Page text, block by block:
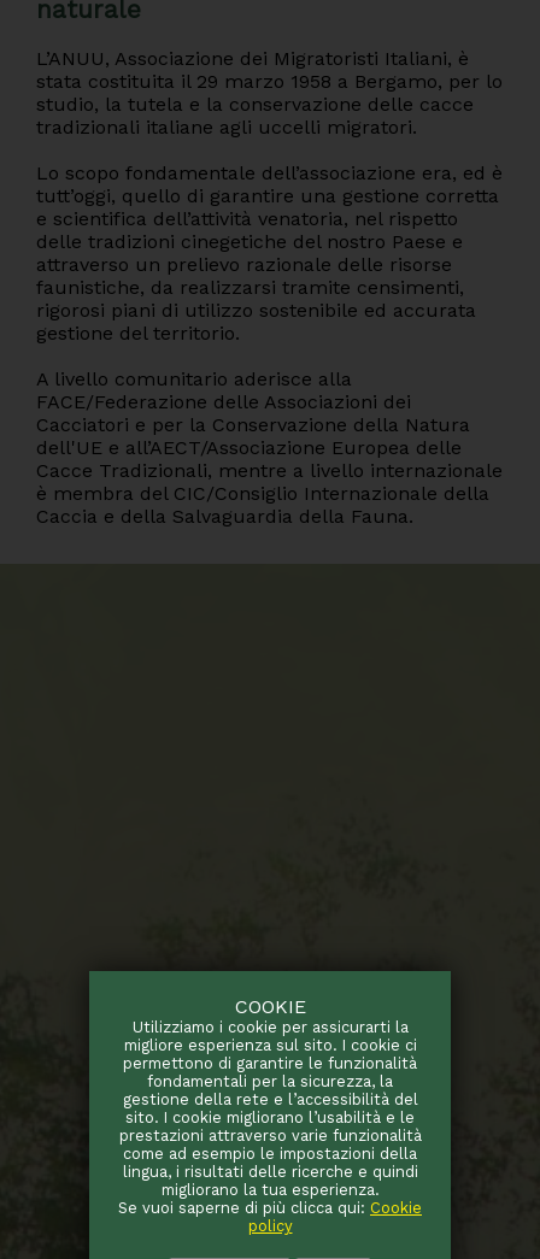
naturale
L’ANUU, Associazione dei Migratoristi Italiani, è
stata costituita il 29 marzo 1958 a Bergamo, per lo
studio, la tutela e la conservazione delle cacce
tradizionali italiane agli uccelli migratori.
Lo scopo fondamentale dell’associazione era, ed è
tutt’oggi, quello di garantire una gestione corretta
e scientifica dell’attività venatoria, nel rispetto
delle tradizioni cinegetiche del nostro Paese e
attraverso un prelievo razionale delle risorse
faunistiche, da realizzarsi tramite censimenti,
rigorosi piani di utilizzo sostenibile ed accurata
gestione del territorio.
A livello comunitario aderisce alla
FACE/Federazione delle Associazioni dei
Cacciatori e per la Conservazione della Natura
dell'UE e all’AECT/Associazione Europea delle
Cacce Tradizionali, mentre a livello internazionale
è membra del CIC/Consiglio Internazionale della
Caccia e della Salvaguardia della Fauna.
COOKIE
Utilizziamo i cookie per assicurarti la
migliore esperienza sul sito. I cookie ci
permettono di garantire le funzionalità
fondamentali per la sicurezza, la
gestione della rete e l’accessibilità del
sito. I cookie migliorano l’usabilità e le
prestazioni attraverso varie funzionalità
come ad esempio le impostazioni della
lingua, i risultati delle ricerche e quindi
migliorano la tua esperienza.
Se vuoi saperne di più clicca qui: Cookie
policy